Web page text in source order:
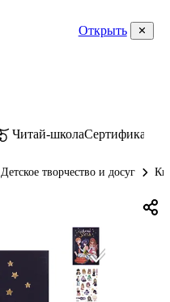
Открыть
Читай-школаСертификаты
Детское творчество и досуг